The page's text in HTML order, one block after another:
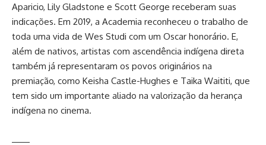
Aparicio, Lily Gladstone e Scott George receberam suas
indicações. Em 2019, a Academia reconheceu o trabalho de
toda uma vida de Wes Studi com um Oscar honorário. E,
além de nativos, artistas com ascendência indígena direta
também já representaram os povos originários na
premiação, como Keisha Castle-Hughes e Taika Waititi, que
tem sido um importante aliado na valorização da herança
indígena no cinema.